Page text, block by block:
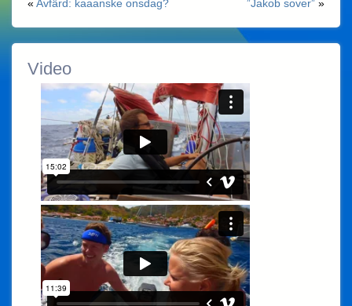
« Avfärd: kaaanske onsdag? ”Jakob sover” »
Video